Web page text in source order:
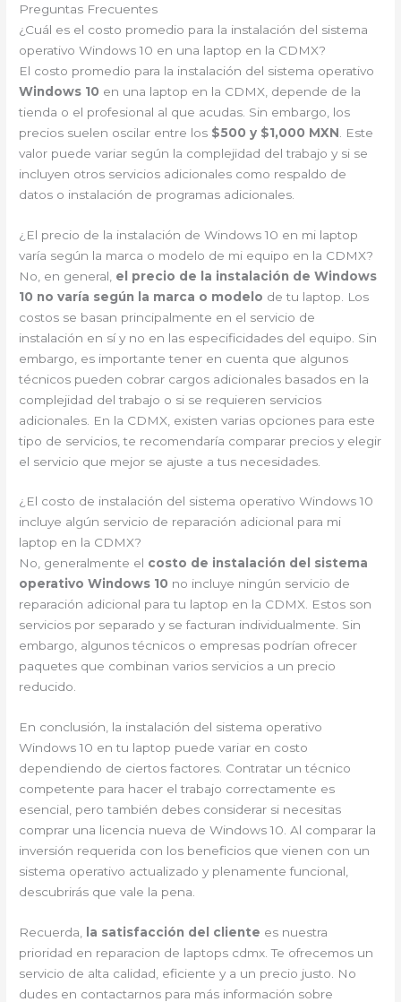
Preguntas Frecuentes
¿Cuál es el costo promedio para la instalación del sistema
operativo Windows 10 en una laptop en la CDMX?
El costo promedio para la instalación del sistema operativo
Windows 10 en una laptop en la CDMX, depende de la
tienda o el profesional al que acudas. Sin embargo, los
precios suelen oscilar entre los $500 y $1,000 MXN . Este
valor puede variar según la complejidad del trabajo y si se
incluyen otros servicios adicionales como respaldo de
datos o instalación de programas adicionales.
¿El precio de la instalación de Windows 10 en mi laptop
varía según la marca o modelo de mi equipo en la CDMX?
No, en general, el precio de la instalación de Windows
10 no varía según la marca o modelo de tu laptop. Los
costos se basan principalmente en el servicio de
instalación en sí y no en las especificidades del equipo. Sin
embargo, es importante tener en cuenta que algunos
técnicos pueden cobrar cargos adicionales basados en la
complejidad del trabajo o si se requieren servicios
adicionales. En la CDMX, existen varias opciones para este
tipo de servicios, te recomendaría comparar precios y elegir
el servicio que mejor se ajuste a tus necesidades.
¿El costo de instalación del sistema operativo Windows 10
incluye algún servicio de reparación adicional para mi
laptop en la CDMX?
No, generalmente el costo de instalación del sistema
operativo Windows 10 no incluye ningún servicio de
reparación adicional para tu laptop en la CDMX. Estos son
servicios por separado y se facturan individualmente. Sin
embargo, algunos técnicos o empresas podrían ofrecer
paquetes que combinan varios servicios a un precio
reducido.
En conclusión, la instalación del sistema operativo
Windows 10 en tu laptop puede variar en costo
dependiendo de ciertos factores. Contratar un técnico
competente para hacer el trabajo correctamente es
esencial, pero también debes considerar si necesitas
comprar una licencia nueva de Windows 10. Al comparar la
inversión requerida con los beneficios que vienen con un
sistema operativo actualizado y plenamente funcional,
descubrirás que vale la pena.
Recuerda, la satisfacción del cliente es nuestra
prioridad en reparacion de laptops cdmx. Te ofrecemos un
servicio de alta calidad, eficiente y a un precio justo. No
dudes en contactarnos para más información sobre